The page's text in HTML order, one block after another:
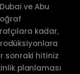
ve Abu
kadar,
sonraki hitiniz
planlaması